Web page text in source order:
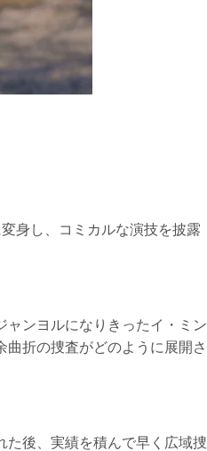
身し、コミカルな演技を披露
ャンヨルになりきったイ・ミン
折の捜査がどのように展開さ
た後、実績を積んで早く広域捜